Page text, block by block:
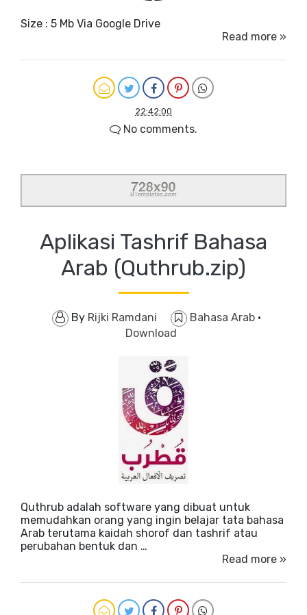
Size : 5 Mb Via Google Drive
Read more »
22:42:00
No comments.
Aplikasi Tashrif Bahasa
Arab (Quthrub.zip)
By Rijki Ramdani Bahasa Arab ·
Download
Quthrub adalah software yang dibuat untuk
memudahkan orang yang ingin belajar tata bahasa
Arab terutama kaidah shorof dan tashrif atau
perubahan bentuk dan …
Read more »